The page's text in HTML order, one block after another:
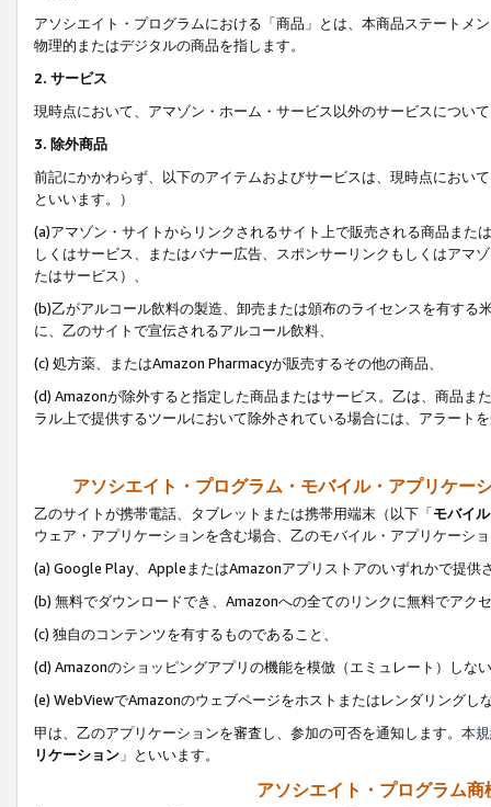
アソシエイト・プログラムにおける「商品」とは、本商品ステートメ
物理的またはデジタルの商品を指します。
2. サービス
現時点において、アマゾン・ホーム・サービス以外のサービスについ
3. 除外商品
前記にかかわらず、以下のアイテムおよびサービスは、現時点におい
といいます。）
(a)アマゾン・サイトからリンクされるサイト上で販売される商品ま
しくはサービス、またはバナー広告、スポンサーリンクもしくはアマ
たはサービス）、
(b)乙がアルコール飲料の製造、卸売または頒布のライセンスを有す
に、乙のサイトで宣伝されるアルコール飲料、
(c) 処方薬、またはAmazon Pharmacyが販売するその他の商品、
(d) Amazonが除外すると指定した商品またはサービス。乙は、商品ま
ラル上で提供するツールにおいて除外されている場合には、アラート
アソシエイト・プログラム・モバイル・アプリケー
乙のサイトが携帯電話、タブレットまたは携帯用端末（以下「モバイ
ウェア・アプリケーションを含む場合、乙のモバイル・アプリケーシ
(a) Google Play、AppleまたはAmazonアプリストアのいずれかで提供
(b) 無料でダウンロードでき、Amazonへの全てのリンクに無料でアク
(c) 独自のコンテンツを有するものであること、
(d) Amazonのショッピングアプリの機能を模倣（エミュレート）しな
(e) WebViewでAmazonのウェブページをホストまたはレンダリングし
甲は、乙のアプリケーションを審査し、参加の可否を通知します。 本
リケーション 」といいます。
アソシエイト・プログラム